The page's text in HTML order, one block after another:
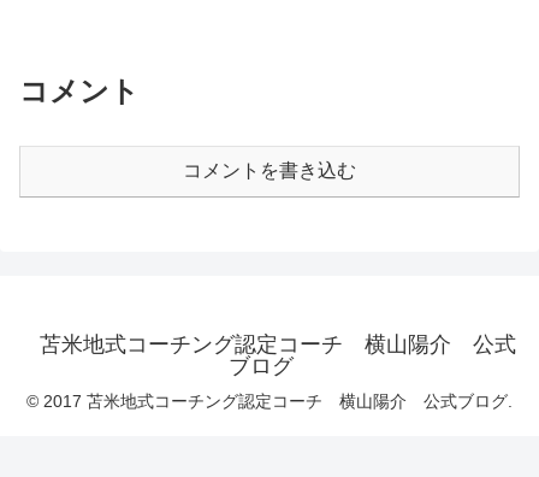
コメント
コメントを書き込む
苫米地式コーチング認定コーチ 横山陽介 公式
ブログ
© 2017 苫米地式コーチング認定コーチ 横山陽介 公式ブログ.